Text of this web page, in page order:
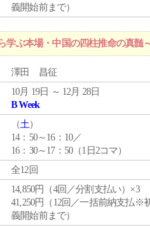
義開始前まで）
ぶ本場・中国の四柱推命の真髄
澤田 昌征
10月 19日 ～ 12月 28日
B Week
（土）
14：50～16：10／
16：30～17：50（1日2コマ）
全12回
14,850円（4回／分割支払い）×3
41,250円（12回／一括前納支払※
義開始前まで）